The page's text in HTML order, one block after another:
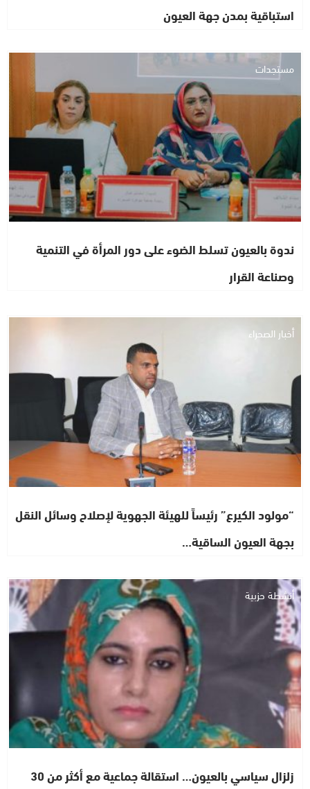
استباقية بمدن جهة العيون
مستجدات
ندوة بالعيون تسلط الضوء على دور المرأة في التنمية
وصناعة القرار
أخبار الصحراء
“مولود الكيرع” رئيساً للهيئة الجهوية لإصلاح وسائل النقل
بجهة العيون الساقية…
أنشطة حزبية
زلزال سياسي بالعيون… استقالة جماعية مع أكثر من 30